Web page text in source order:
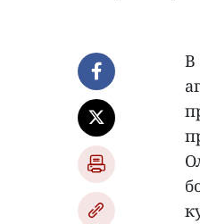
В